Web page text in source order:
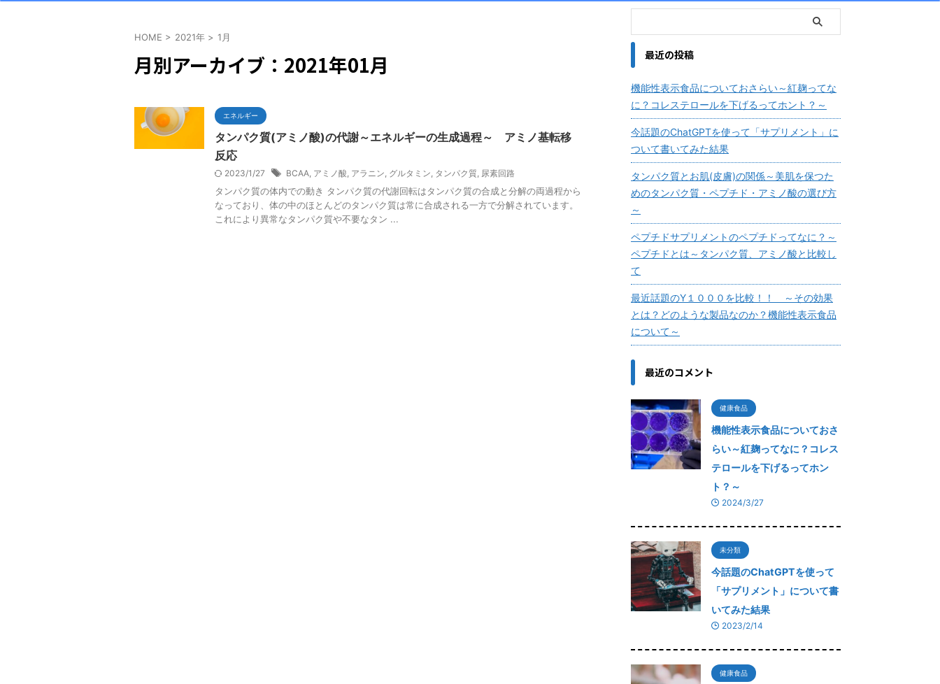
HOME > 2021年 > 1月
月別アーカイブ：2021年01月
エネルギー
タンパク質(アミノ酸)の代謝～エネルギーの生成過程～ アミノ基転移
反応
2023/1/27 BCAA, アミノ酸, アラニン, グルタミン, タンパク質, 尿素回路
タンパク質の体内での動き タンパク質の代謝回転はタンパク質の合成と分解の両過程から
なっており、体の中のほとんどのタンパク質は常に合成される一方で分解されています。
これにより異常なタンパク質や不要なタン ...
最近の投稿
機能性表示食品についておさらい～紅麹ってな
に？コレステロールを下げるってホント？～
今話題のChatGPTを使って「サプリメント」に
ついて書いてみた結果
タンパク質とお肌(皮膚)の関係～美肌を保つた
めのタンパク質・ペプチド・アミノ酸の選び方
～
ペプチドサプリメントのペプチドってなに？～
ペプチドとは～タンパク質、アミノ酸と比較し
て
最近話題のY１０００を比較！！ ～その効果
とは？どのような製品なのか？機能性表示食品
について～
最近のコメント
健康食品
機能性表示食品についておさ
らい～紅麹ってなに？コレス
テロールを下げるってホン
ト？～
2024/3/27
未分類
今話題のChatGPTを使って
「サプリメント」について書
いてみた結果
2023/2/14
健康食品